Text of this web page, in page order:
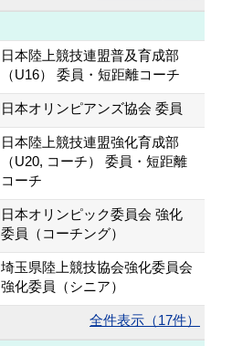
日本陸上競技連盟普及育成部
（U16） 委員・短距離コーチ
日本オリンピアンズ協会 委員
日本陸上競技連盟強化育成部
（U20, コーチ） 委員・短距離
コーチ
日本オリンピック委員会 強化
委員（コーチング）
埼玉県陸上競技協会強化委員会
強化委員（シニア）
全件表示（17件）